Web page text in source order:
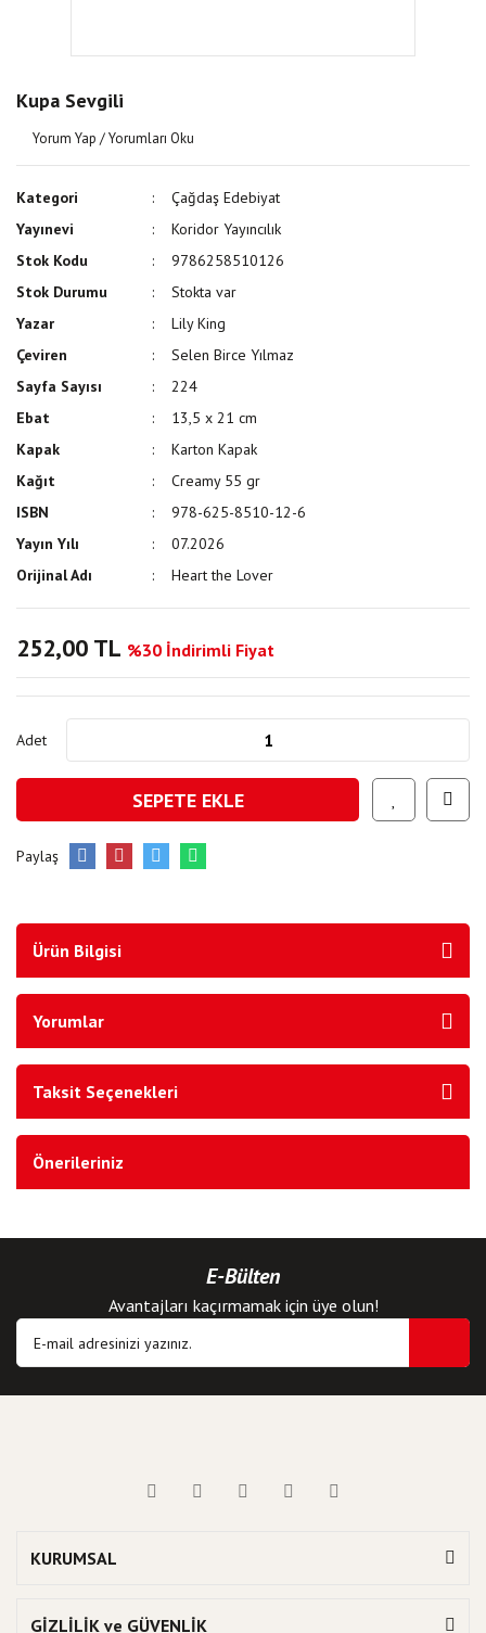
Kupa Sevgili
Yorum Yap / Yorumları Oku
Kategori
Çağdaş Edebiyat
Yayınevi
Koridor Yayıncılık
Stok Kodu
9786258510126
Stok Durumu
Stokta var
Yazar
Lily King
Çeviren
Selen Birce Yılmaz
Sayfa Sayısı
224
Ebat
13,5 x 21 cm
Kapak
Karton Kapak
Kağıt
Creamy 55 gr
ISBN
978-625-8510-12-6
Yayın Yılı
07.2026
Orijinal Adı
Heart the Lover
252,00 TL %30 İndirimli Fiyat
Adet
SEPETE EKLE
Paylaş
Ürün Bilgisi
Yorumlar
Taksit Seçenekleri
Önerileriniz
E-Bülten
Avantajları kaçırmamak için üye olun!
KURUMSAL
GİZLİLİK ve GÜVENLİK